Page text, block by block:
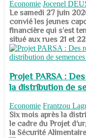
Economie Jocenel
Le samedi 27 juin
convié les jeunes
financière qui s’est
situé aux rues 21 et 22
Projet PARSA :
la distribution de
Economie Frantzou
​​​​​​​Six mois après la
le cadre du Projet
la Sécurité